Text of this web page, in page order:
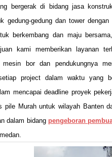
bergerak di bidang jasa
gedung-gedung dan tower
berkembang dan maju
kami memberikan layanan
mesin bor dan pendukungnya
project dalam waktu yang
mencapai deadline proyek
pile Murah untuk wilayah Banten
dalam bidang pengeboran